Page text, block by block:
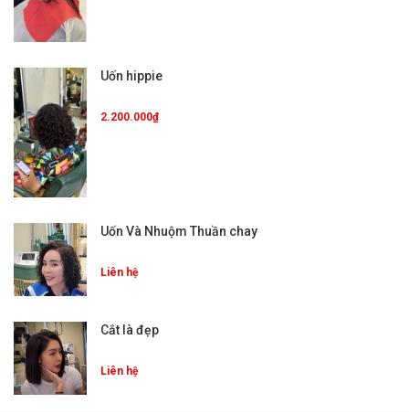
Uốn hippie
2.200.000₫
Uốn Và Nhuộm Thuần chay
Liên hệ
Cắt là đẹp
Liên hệ